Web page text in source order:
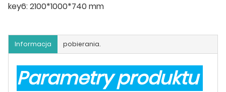
key6:2100*1000*740 mm
Informacja pobierania.
Parametry produktu